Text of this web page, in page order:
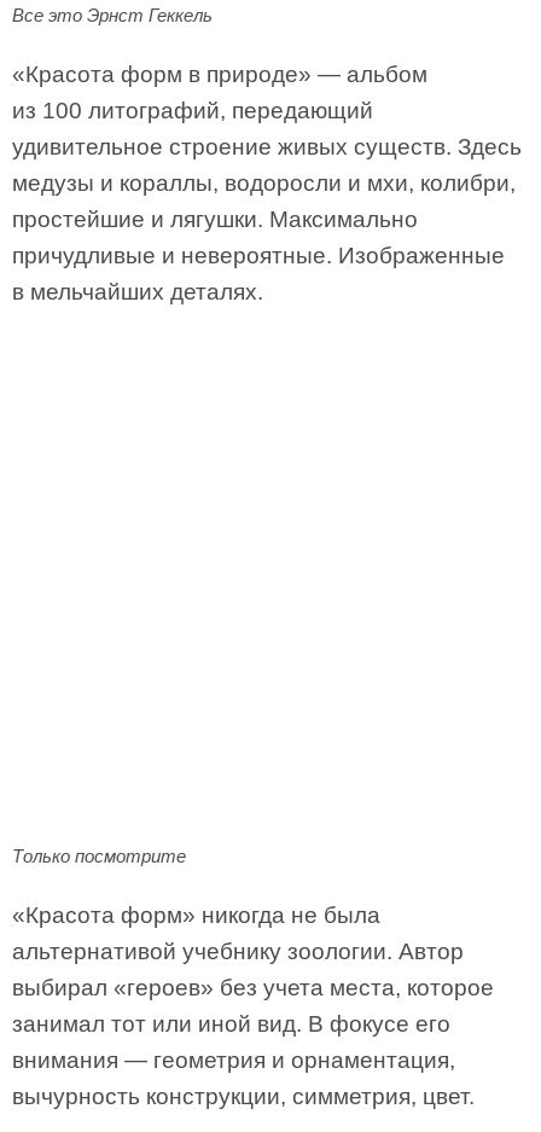
Все это Эрнст Геккель
«Красота форм в природе» — альбом
из 100 литографий, передающий
удивительное строение живых существ. Здесь
медузы и кораллы, водоросли и мхи, колибри,
простейшие и лягушки. Максимально
причудливые и невероятные. Изображенные
в мельчайших деталях.
Только посмотрите
«Красота форм» никогда не была
альтернативой учебнику зоологии. Автор
выбирал «героев» без учета места, которое
занимал тот или иной вид. В фокусе его
внимания — геометрия и орнаментация,
вычурность конструкции, симметрия, цвет.